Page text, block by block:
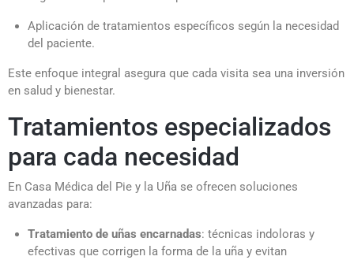
Aplicación de tratamientos específicos según la necesidad
del paciente.
Este enfoque integral asegura que cada visita sea una inversión
en salud y bienestar.
Tratamientos especializados
para cada necesidad
En Casa Médica del Pie y la Uña se ofrecen soluciones
avanzadas para:
Tratamiento de uñas encarnadas: técnicas indoloras y
efectivas que corrigen la forma de la uña y evitan